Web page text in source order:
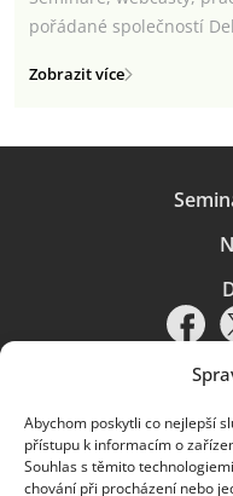
Abychom poskytli co nejlepší
přístupu k informacím o
Souhlas s těmito
chování při procházení nebo
pořádané společností
Zobrazit více
Pravidla používání|Ochrana
Deloitte.cz